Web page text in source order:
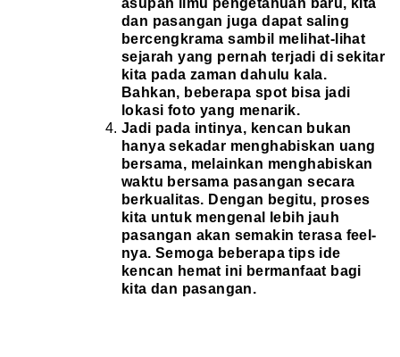
asupan ilmu pengetahuan baru, kita
dan pasangan juga dapat saling
bercengkrama sambil melihat-lihat
sejarah yang pernah terjadi di sekitar
kita pada zaman dahulu kala.
Bahkan, beberapa spot bisa jadi
lokasi foto yang menarik.
Jadi pada intinya, kencan bukan
hanya sekadar menghabiskan uang
bersama, melainkan menghabiskan
waktu bersama pasangan secara
berkualitas. Dengan begitu, proses
kita untuk mengenal lebih jauh
pasangan akan semakin terasa feel-
nya. Semoga beberapa tips ide
kencan hemat ini bermanfaat bagi
kita dan pasangan.